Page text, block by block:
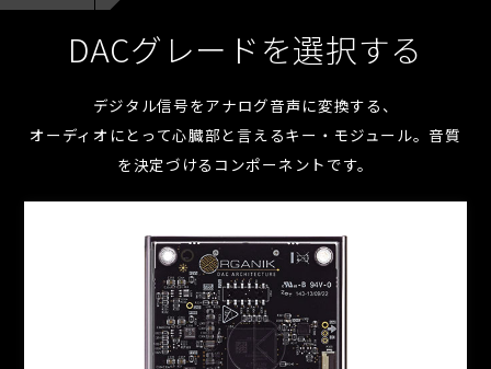
DACグレードを選択する
デジタル信号をアナログ音声に変換する、
オーディオにとって心臓部と言えるキー・モジュール。音質
を決定づけるコンポーネントです。